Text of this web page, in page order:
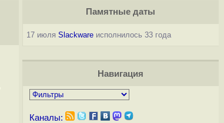
Памятные даты
17 июля Slackwareисполнилось 33 года
Навигация
Каналы: